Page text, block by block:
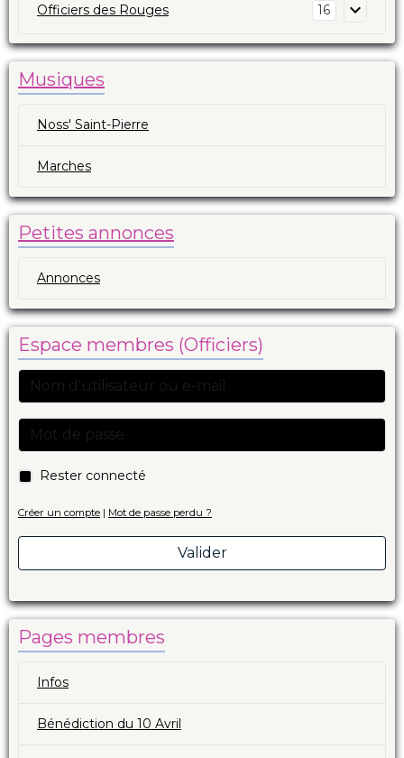
Officiers des Rouges 16
Musiques
Noss' Saint-Pierre
Marches
Petites annonces
Annonces
Espace membres (Officiers)
Rester connecté
Créer un compte | Mot de passe perdu ?
Valider
Pages membres
Infos
Bénédiction du 10 Avril